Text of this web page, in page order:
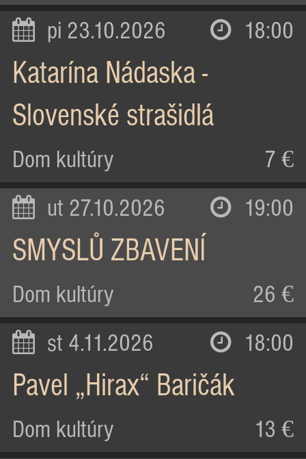
pi 23.10.2026 18:00
Katarína Nádaska -
Slovenské strašidlá
Dom kultúry 7 €
ut 27.10.2026 19:00
SMYSLŮ ZBAVENÍ
Dom kultúry 26 €
st 4.11.2026 18:00
Pavel „Hirax“ Baričák
Dom kultúry 13 €